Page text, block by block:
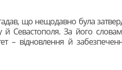
що нещодавно була
й Севастополя. За його
– відновлення й